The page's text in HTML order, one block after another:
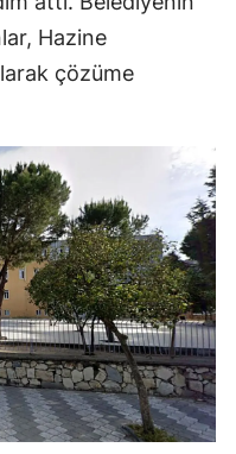
Hazine
çözüme